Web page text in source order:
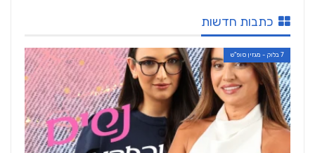
כתבות חדשות
7 בלוק - מגזין סופ"ש